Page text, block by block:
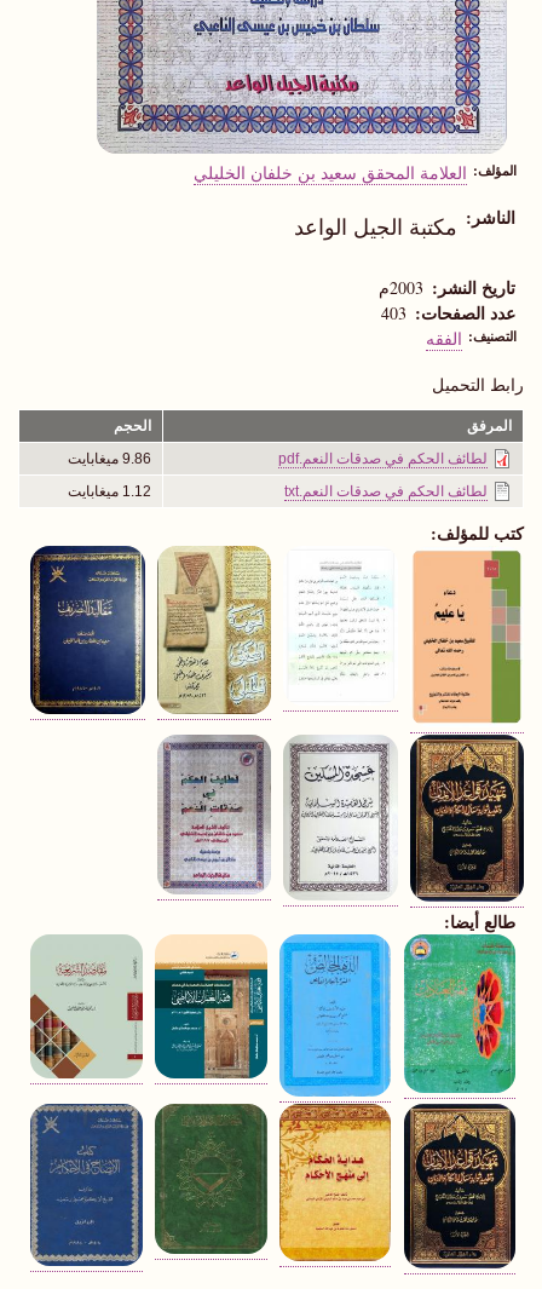
المؤلف العلامة المحقق سعيد بن خلفان الخليلي
الناشر مكتبة الجيل الواعد
تاريخ النشر 2003م
عدد الصفحات 403
التصنيف الفقه
رابط التحميل
المرفق
الحجم
لطائف الحكم في صدقات النعم.pdf
9.86 ميغابايت
لطائف الحكم في صدقات النعم.txt
1.12 ميغابايت
كتب للمؤلف:
طالع أيضا